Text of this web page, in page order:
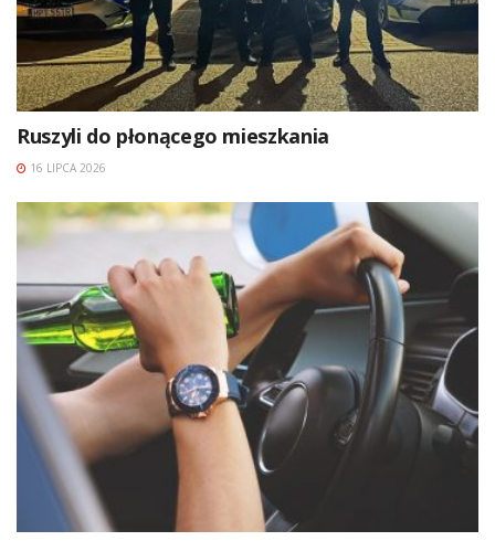
Ruszyli do płonącego mieszkania
16 LIPCA 2026